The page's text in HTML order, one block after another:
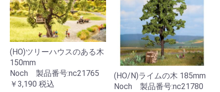
(HO)ツリーハウスのある木
150mm
Noch 製品番号:nc21765
￥3,190 税込
(HO/N)ライムの木 185mm
Noch 製品番号:nc21780